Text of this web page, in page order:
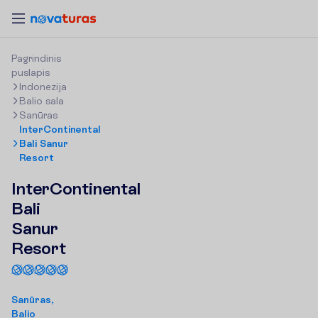
Pagrindinis
puslapis
Indonezija
Balio sala
Sanūras
InterContinental
Bali Sanur
Resort
InterContinental
Bali
Sanur
Resort
Sanūras,
Balio